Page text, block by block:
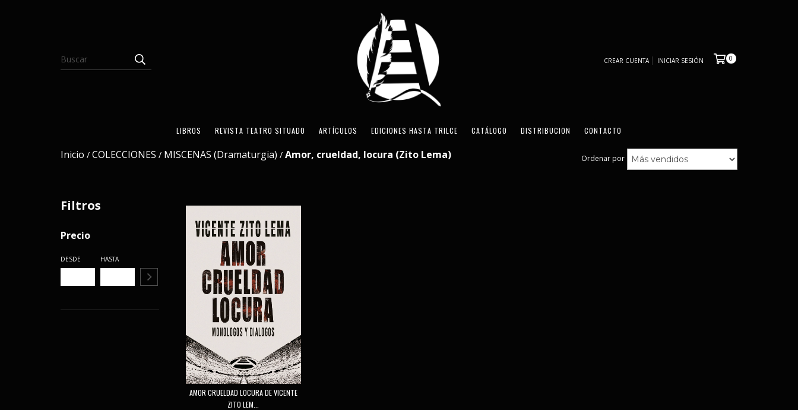
CREAR CUENTA INICIAR SESIÓN 0
LIBROS REVISTA TEATRO SITUADO ARTÍCULOS EDICIONES HASTA TRILCE CATÁLOGO DISTRIBUCION CONTACTO
Inicio / COLECCIONES / MISCENAS (Dramaturgia) / Amor, crueldad, locura (Zito Lema) Ordenar por
Filtros
Precio
DESDE HASTA
AMOR CRUELDAD LOCURA DE VICENTE
ZITO LEM...